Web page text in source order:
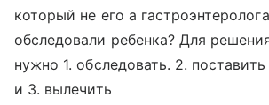
который не его а
обследовали ребенка? Для
нужно 1. обследовать. 2.
и 3. вылечить